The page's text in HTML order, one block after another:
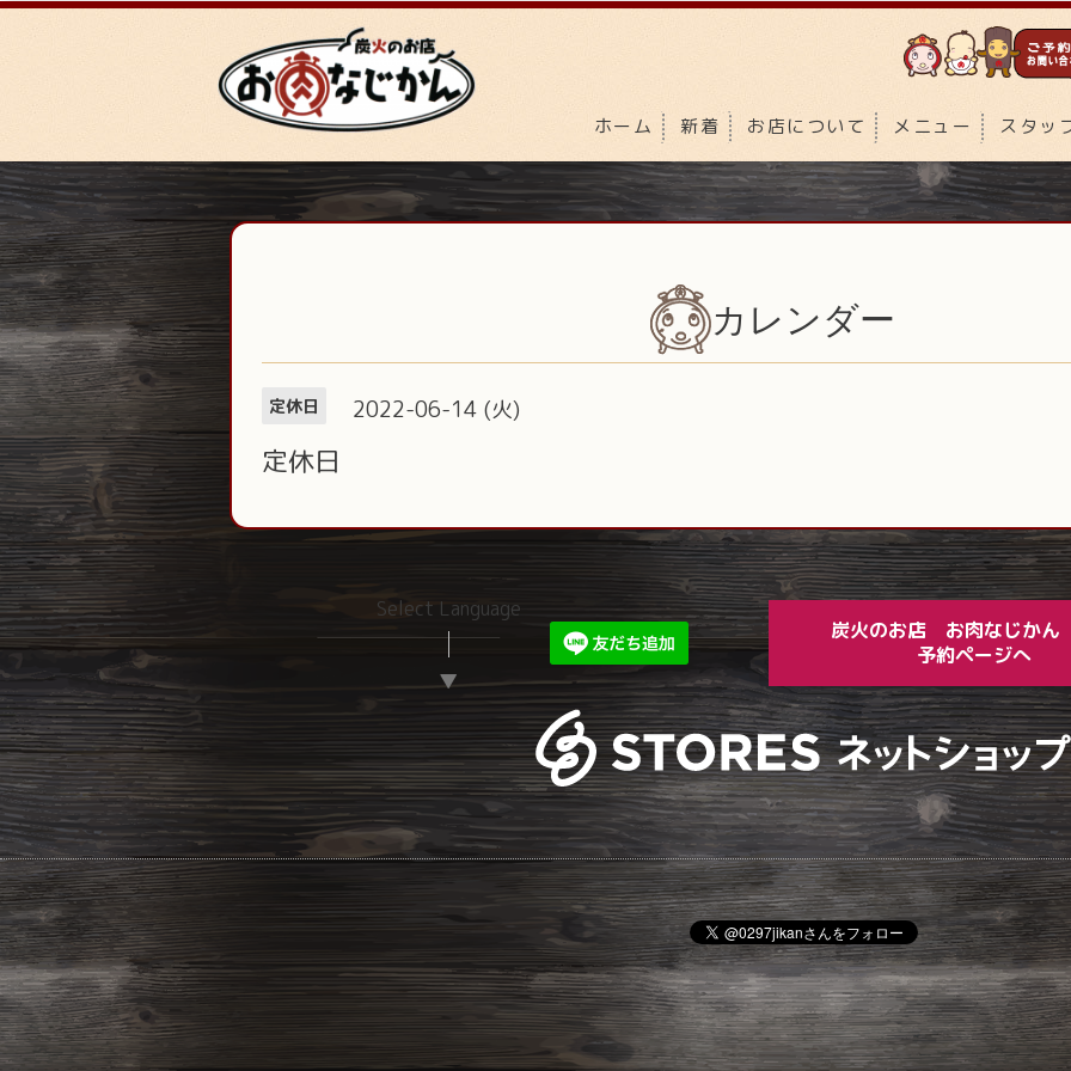
ホーム 新着 お店について メニュー スタッ
カレンダー
定休日 2022-06-14 (火)
定休日
Select Language
▼
炭火のお店 お肉な
予約ページへ